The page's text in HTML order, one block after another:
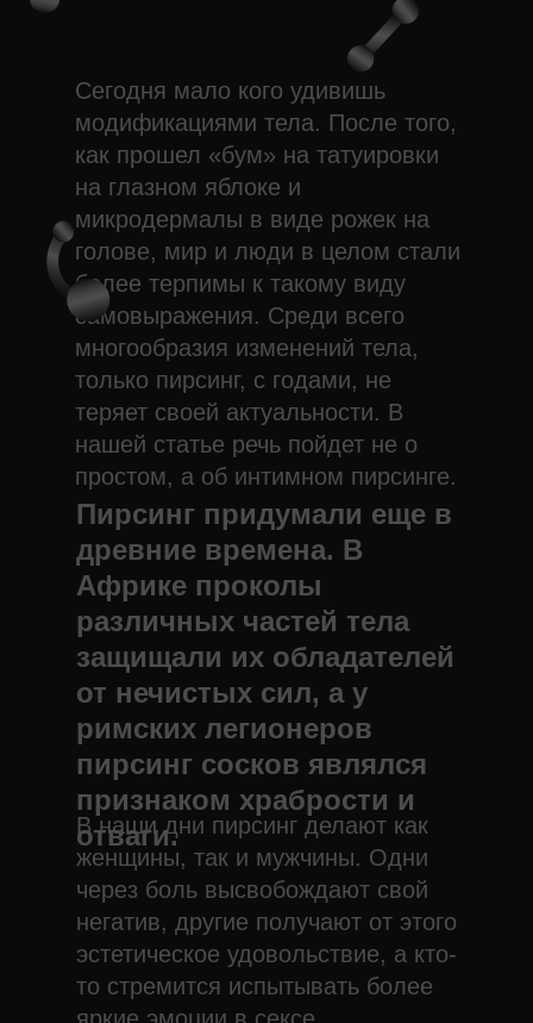
Сегодня мало кого удивишь
модификациями тела. После того,
как прошел «бум» на татуировки
на глазном яблоке и
микродермалы в виде рожек на
голове, мир и люди в целом стали
более терпимы к такому виду
самовыражения. Среди всего
многообразия изменений тела,
только пирсинг, с годами, не
теряет своей актуальности. В
нашей статье речь пойдет не о
простом, а об интимном пирсинге.
Пирсинг придумали еще в
древние времена. В
Африке проколы
различных частей тела
защищали их обладателей
от нечистых сил, а у
римских легионеров
пирсинг сосков являлся
признаком храбрости и
отваги.
В наши дни пирсинг делают как
женщины, так и мужчины. Одни
через боль высвобождают свой
негатив, другие получают от этого
эстетическое удовольствие, а кто-
то стремится испытывать более